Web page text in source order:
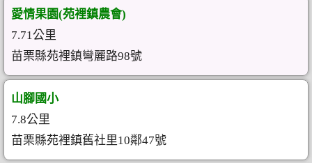
愛情果園(苑裡鎮農會)
7.71公里
苗栗縣苑裡鎮彎麗路98號
山腳國小
7.8公里
苗栗縣苑裡鎮舊社里10鄰47號